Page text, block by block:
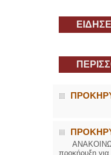
προκήρυξη